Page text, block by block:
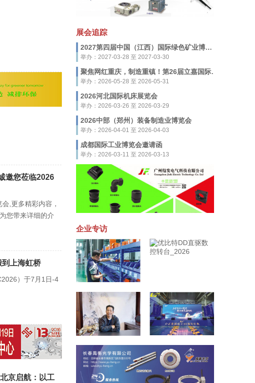
邀您莅临2026
,更多精彩内容，
您带来详细的介
上海虹桥
）于7月1日-4
京启航：以工
展会追踪
2027第四届中国（江西）国际绿色矿业博览会
举办：2027-03-28 至 2027-03-30
聚焦网红重庆，制造重镇！第26届立嘉国际智能装备展览会，5月28-31日启幕
举办：2026-05-28 至 2026-05-31
2026河北国际机床展览会
举办：2026-03-26 至 2026-03-29
2026中部（郑州）装备制造业博览会
举办：2026-04-01 至 2026-04-03
成都国际工业博览会邀请函
举办：2026-03-11 至 2026-03-13
企业专访